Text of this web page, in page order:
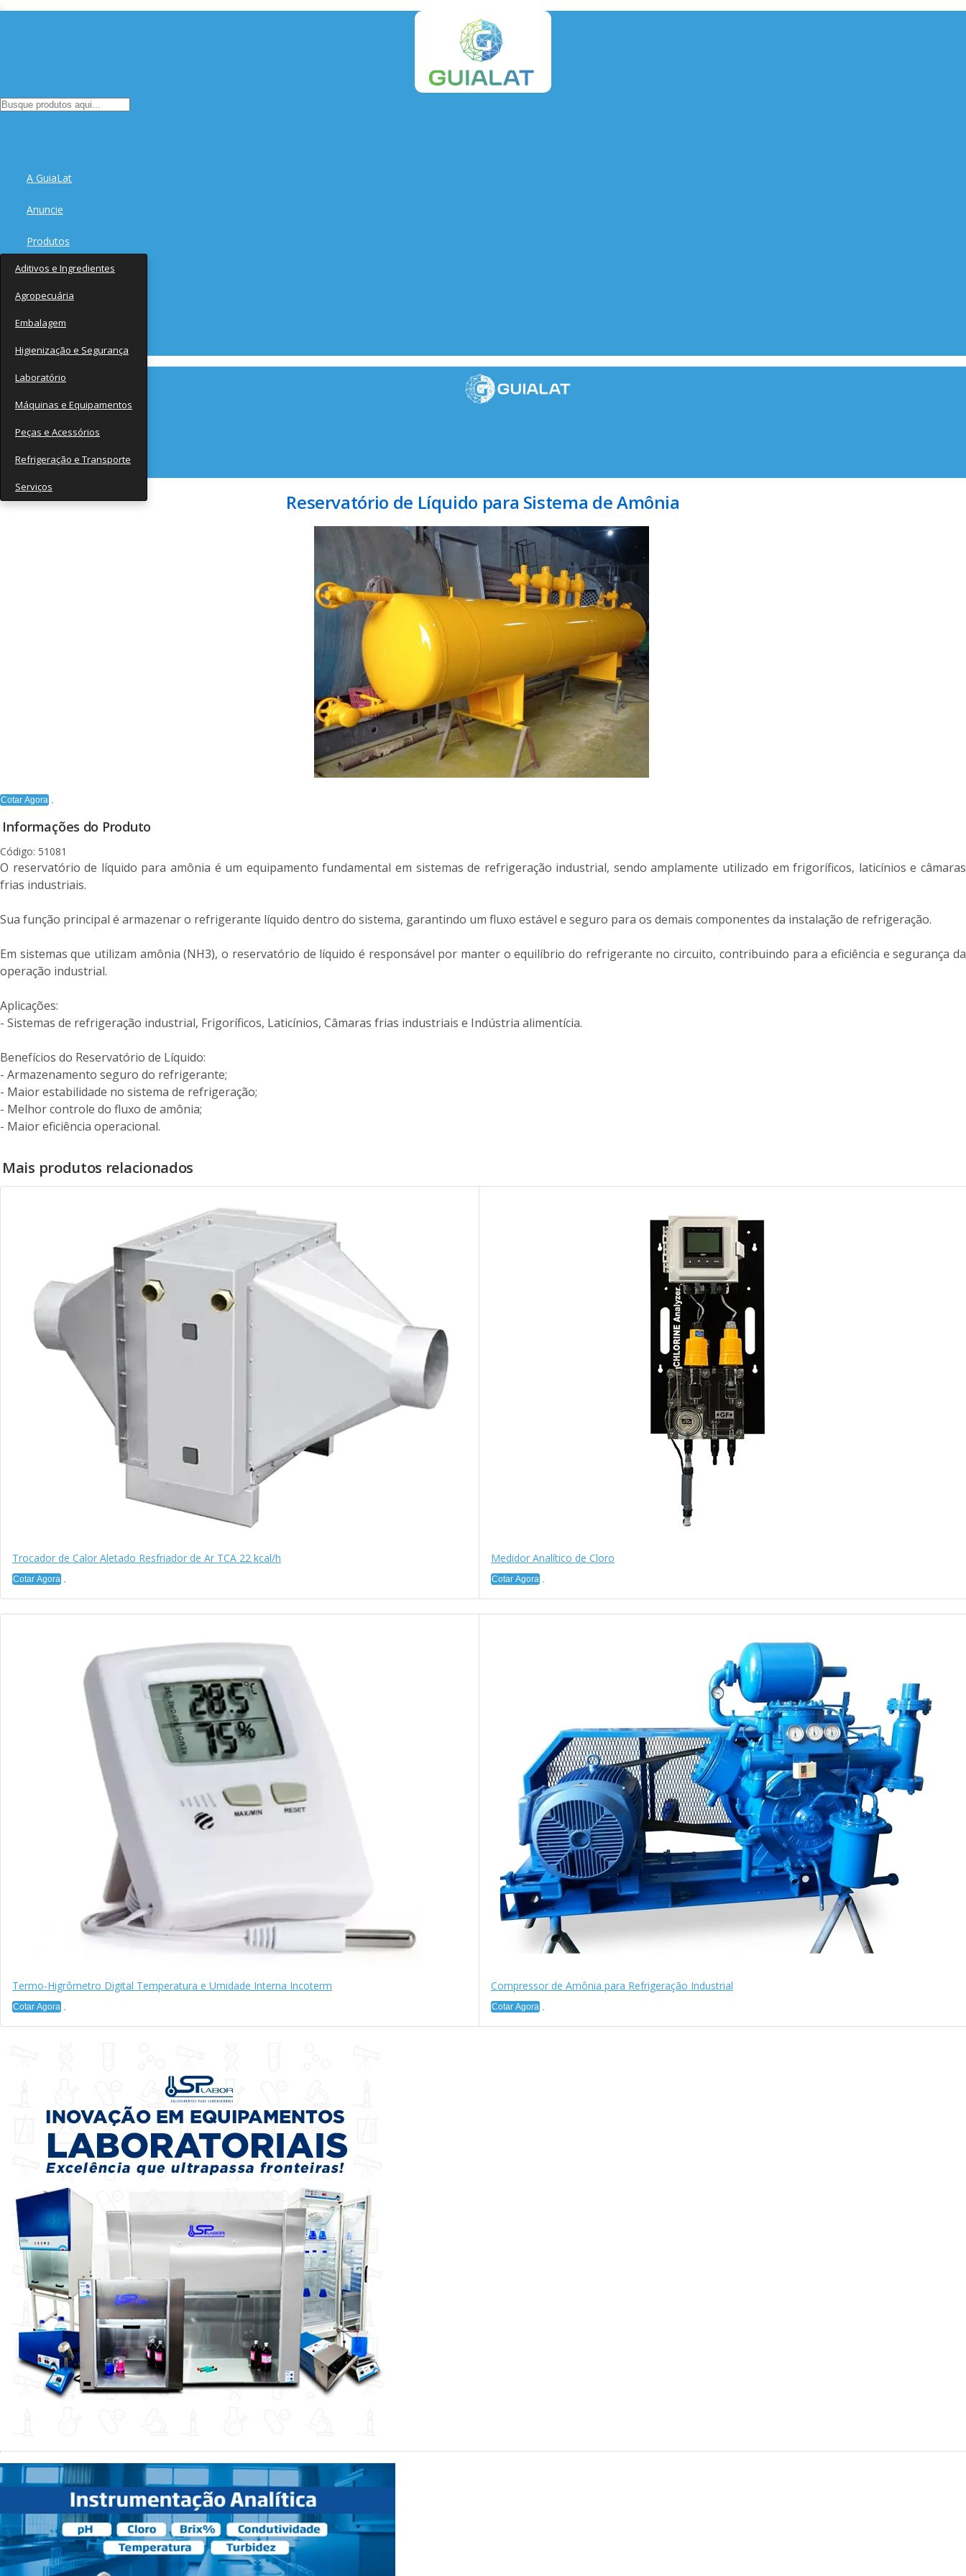
A GuiaLat
Anuncie
Produtos
Aditivos e Ingredientes
Agropecuária
Embalagem
Higienização e Segurança
Laboratório
Máquinas e Equipamentos
Peças e Acessórios
Refrigeração e Transporte
Serviços
Fornecedores
Notícias
Reservatório de Líquido para Sistema de Amônia
Cotar Agora
Informações do Produto
Código: 51081
O reservatório de líquido para amônia é um equipamento fundamental em sistemas de refrigeração industrial, sendo amplamente utilizado em frigoríficos, laticínios e câmaras
frias industriais.
Sua função principal é armazenar o refrigerante líquido dentro do sistema, garantindo um fluxo estável e seguro para os demais componentes da instalação de refrigeração.
Em sistemas que utilizam amônia (NH3), o reservatório de líquido é responsável por manter o equilíbrio do refrigerante no circuito, contribuindo para a eficiência e segurança da
operação industrial.
Aplicações:
- Sistemas de refrigeração industrial, Frigoríficos, Laticínios, Câmaras frias industriais e Indústria alimentícia.
Benefícios do Reservatório de Líquido:
- Armazenamento seguro do refrigerante;
- Maior estabilidade no sistema de refrigeração;
- Melhor controle do fluxo de amônia;
- Maior eficiência operacional.
Mais produtos relacionados
Trocador de Calor Aletado Resfriador de Ar TCA 22 kcal/h
Cotar Agora
Medidor Analítico de Cloro
Cotar Agora
Termo-Higrômetro Digital Temperatura e Umidade Interna Incoterm
Cotar Agora
Compressor de Amônia para Refrigeração Industrial
Cotar Agora